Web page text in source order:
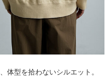
体型を拾わないシルエット。